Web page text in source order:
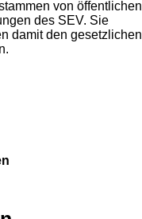
von öffentlichen
des SEV. Sie
damit den gesetzlichen